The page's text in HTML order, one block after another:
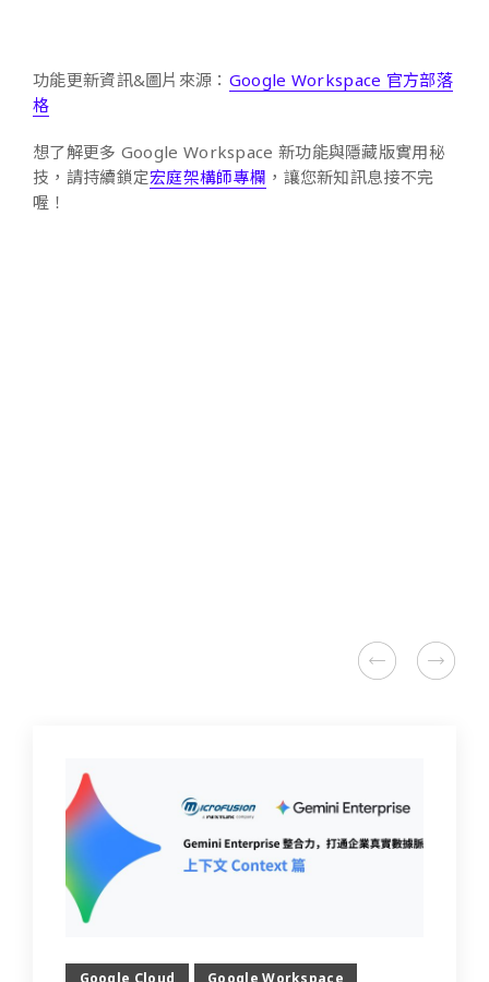
功能更新資訊&圖片來源： Google Workspace 官方部落
格
想了解更多 Google Workspace 新功能與隱藏版實用秘
技，請持續鎖定宏庭架構師專欄 ，讓您新知訊息接不完
喔！
Google Cloud Google Workspace